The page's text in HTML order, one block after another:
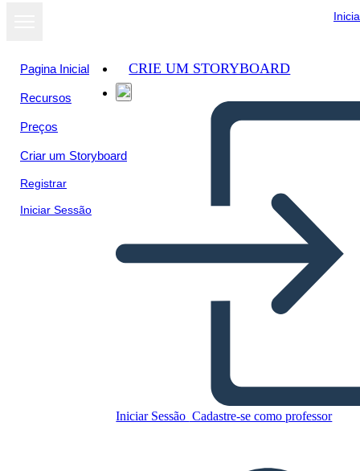
Pagina Inicial
Recursos
Preços
Criar um Storyboard
Registrar
Iniciar Sessão
CRIE UM STORYBOARD
Iniciar Sessão Cadastre-se como professor
כוחות בריטיים